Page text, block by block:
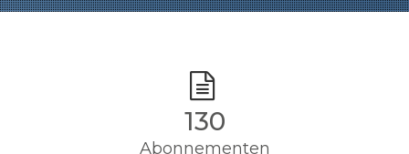
130
Abonnementen